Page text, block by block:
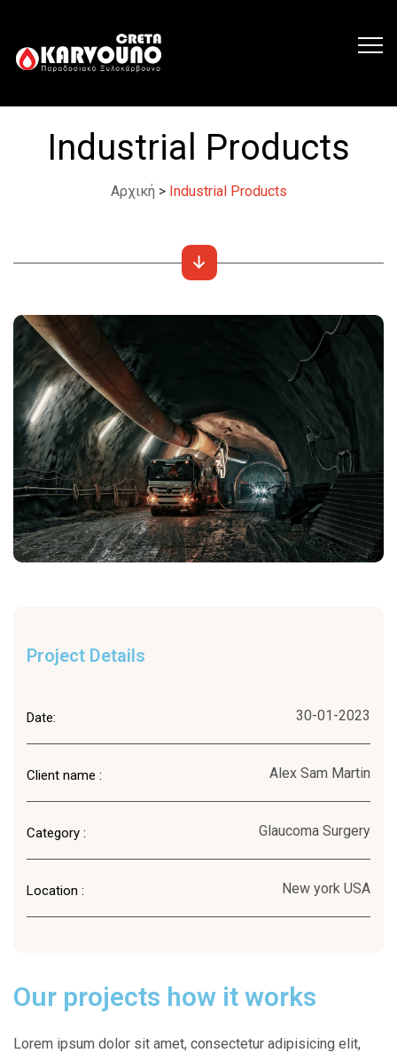
Industrial Products
Αρχική > Industrial Products
Project Details
Date: 30-01-2023
Client name : Alex Sam Martin
Category : Glaucoma Surgery
Location : New york USA
Our projects how it works
Lorem ipsum dolor sit amet, consectetur adipisicing elit,